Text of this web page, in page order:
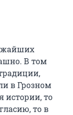
В том
в Грозном
истории, то
то в